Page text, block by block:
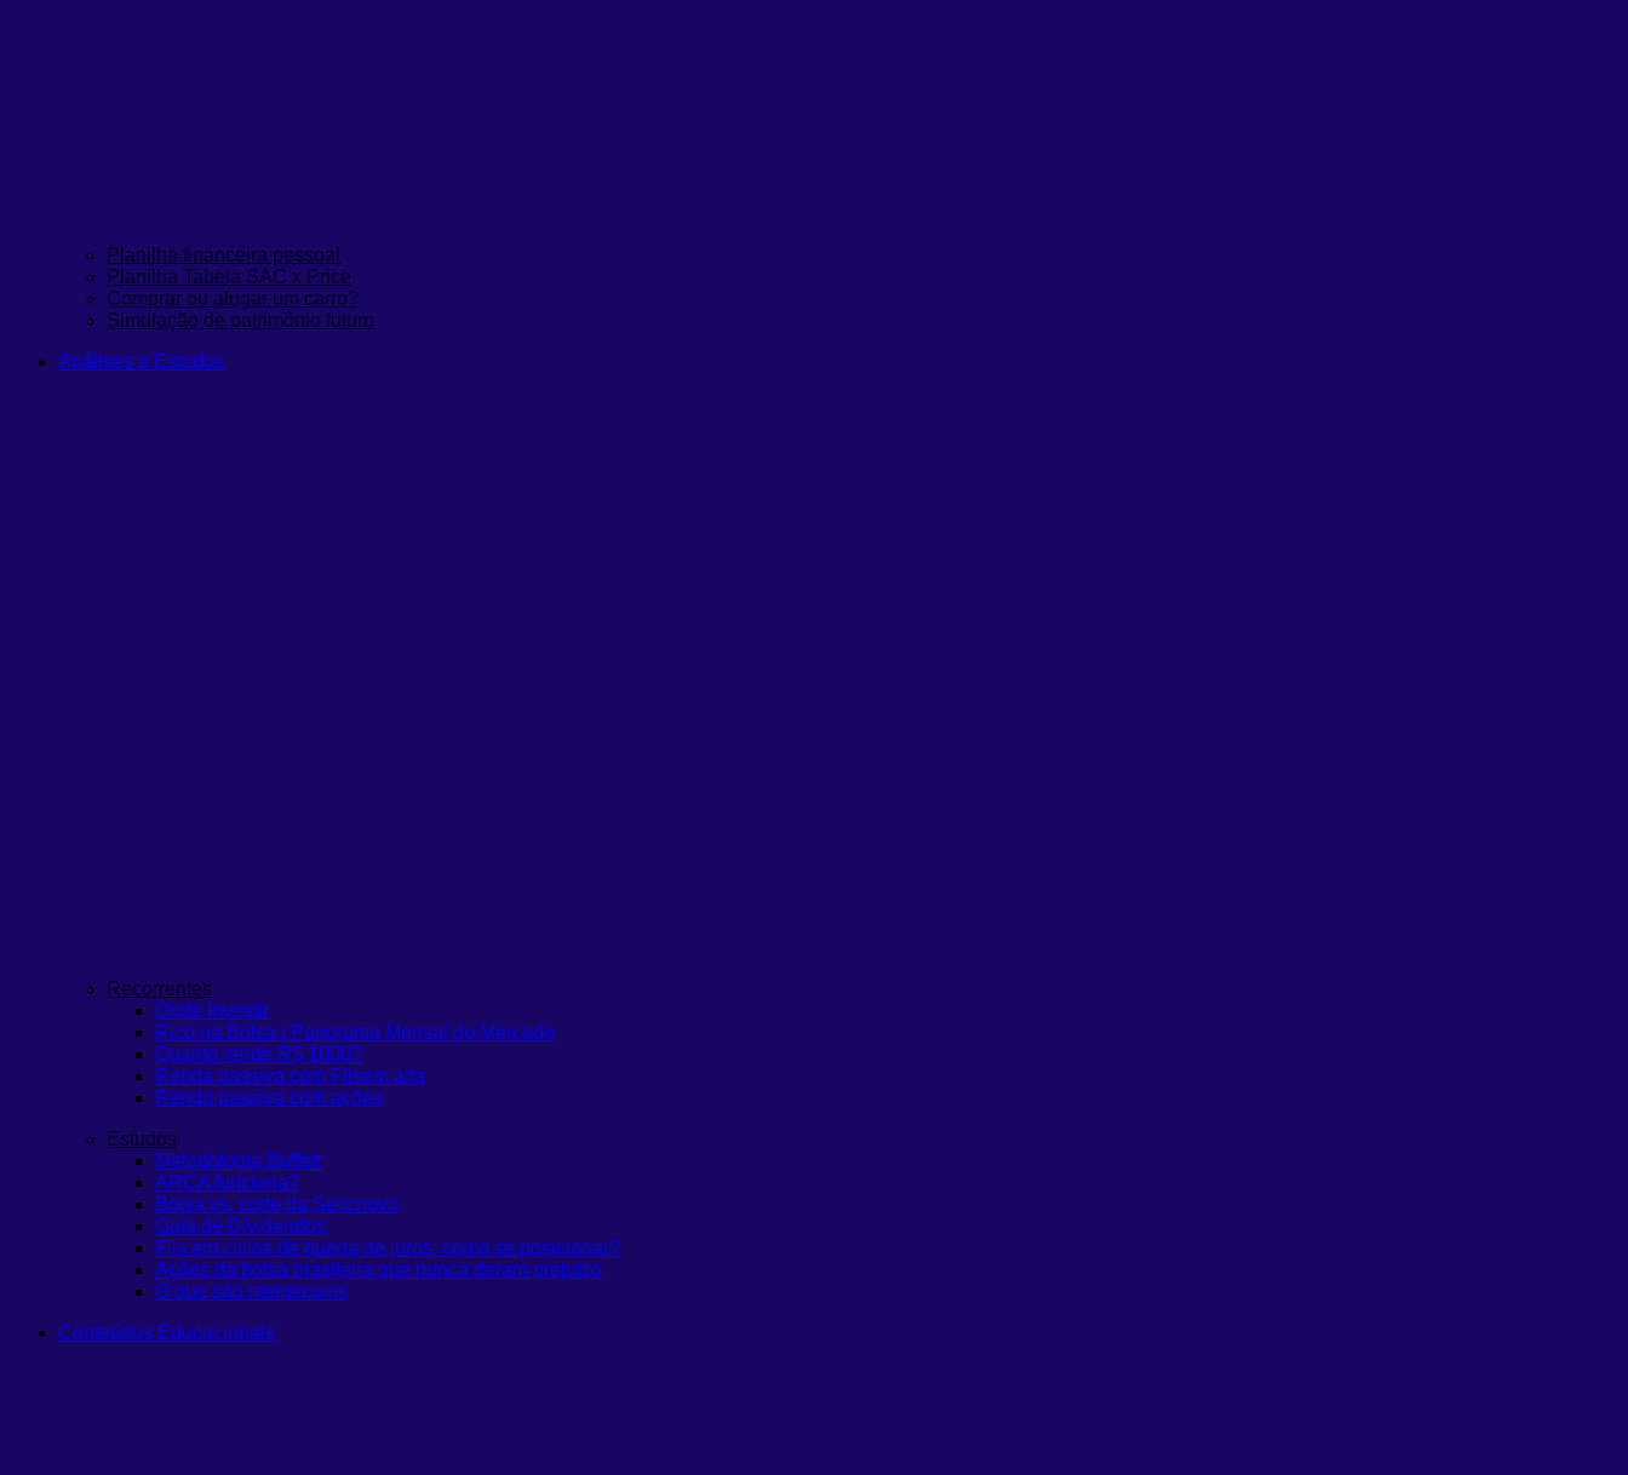
Planilha financeira pessoal
Planilha Tabela SAC x Price
Comprar ou alugar um carro?
Simulação de patrimônio futuro
Análises e Estudos
Recorrentes
Onde Investir
Rico na Bolsa | Panorama Mensal do Mercado
Quanto rende R$ 1000?
Renda passiva com Fiisem alta
Renda passiva com ações
Estudos
Metodologia Buffett
ARCA funciona?
Bolsa vs. corte da Selicnovo
Guia de Dividendos
Fiis em ciclos de queda de juros: como se posicionar?
Ações da bolsa brasileira que nunca deram prejuízo
O que são memecoins
Conteúdos Educacionais